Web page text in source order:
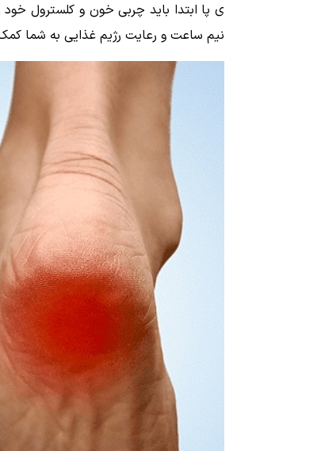
ی پا ابتدا باید چربی خون و کلسترول
نیم ساعت و رعایت رژیم غذایی به شما کمک